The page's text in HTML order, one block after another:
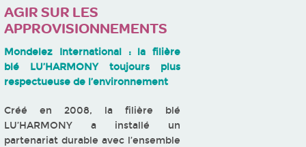
AGIR SUR LES
APPROVISIONNEMENTS
Mondelez International : la filière
blé LU’HARMONY toujours plus
respectueuse de l’environnement
Créé en 2008, la filière blé
LU’HARMONY a installé un
partenariat durable avec l’ensemble